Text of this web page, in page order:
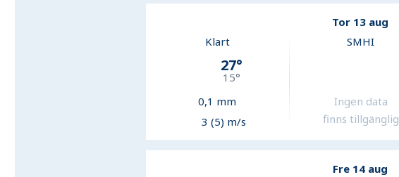
Tor 13 aug
Klart
27°
15°
0,1 mm
3 (5) m/s
SMHI
Ingen data
finns tillgänglig
Fre 14 aug